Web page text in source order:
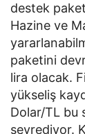
destek
Hazine ve
paketini
lira olacak.
yükseliş
Dolar/TL bu
seyrediyor.